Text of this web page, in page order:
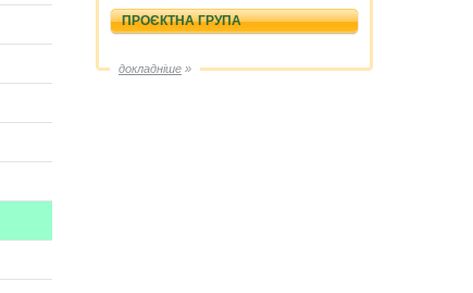
ПРОЄКТНА ГРУПА
докладніше »